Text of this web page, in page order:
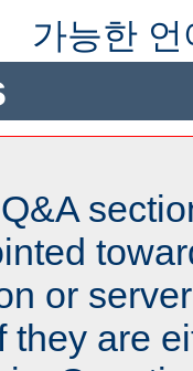
가능한
or
they are